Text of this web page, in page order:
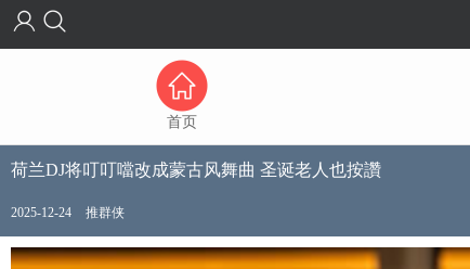
首页
荷兰DJ将叮叮噹改成蒙古风舞曲 圣诞老人也按讚
2025-12-24 推群侠